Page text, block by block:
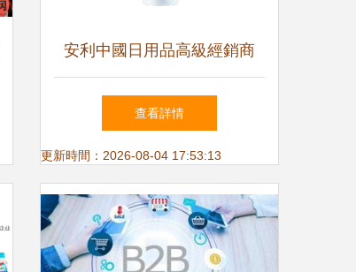
安利中國日用品高級經銷商
日用百貨銷售的創富之路
查看詳情
更新時間：2026-08-04 17:53:13